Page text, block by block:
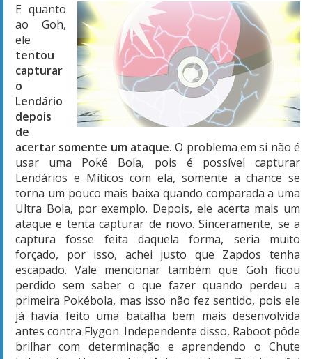
E quanto
ao Goh,
ele
tentou
capturar
o
Lendário
depois
de
acertar somente um ataque.O problema em si não é
usar uma Poké Bola, pois é possível capturar
Lendários e Míticos com ela, somente a chance se
torna um pouco mais baixa quando comparada a uma
Ultra Bola, por exemplo. Depois, ele acerta mais um
ataque e tenta capturar de novo. Sinceramente, se a
captura fosse feita daquela forma, seria muito
forçado, por isso, achei justo que Zapdos tenha
escapado. Vale mencionar também que Goh ficou
perdido sem saber o que fazer quando perdeu a
primeira Pokébola, mas isso não fez sentido, pois ele
já havia feito uma batalha bem mais desenvolvida
antes contra Flygon. Independente disso, Raboot pôde
brilhar com determinação e aprendendo o Chute